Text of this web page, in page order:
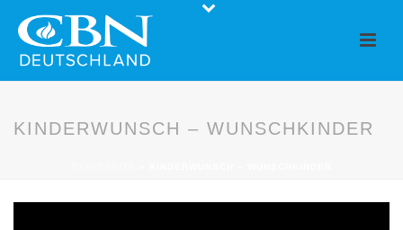
KINDERWUNSCH – WUNSCHKINDER